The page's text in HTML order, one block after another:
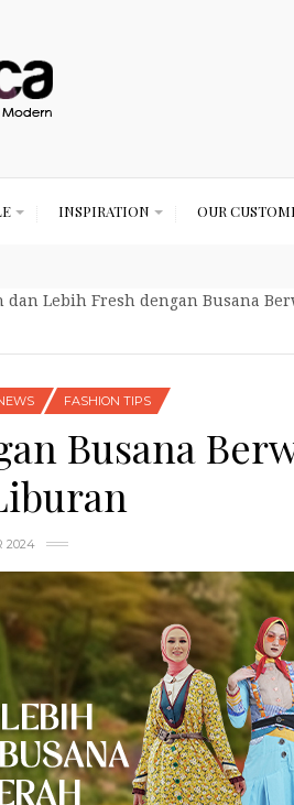
INSPIRATION OUR
dan Lebih Fresh dengan Busana
FASHION TIPS
Busana
2024